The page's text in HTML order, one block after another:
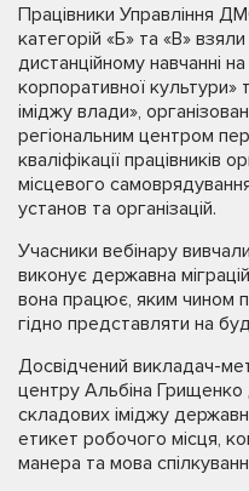
Працівники Управління
категорій «Б» та «В»
дистанційному навчанні
корпоративної
іміджу влади»,
регіональним центром
кваліфікації працівників
місцевого
установ та організацій.
Учасники вебінару
виконує державна
вона працює, яким чином
гідно представляти на
Досвідчений викладач-
центру Альбіна Грищенко
складових іміджу
етикет робочого місця,
манера та мова